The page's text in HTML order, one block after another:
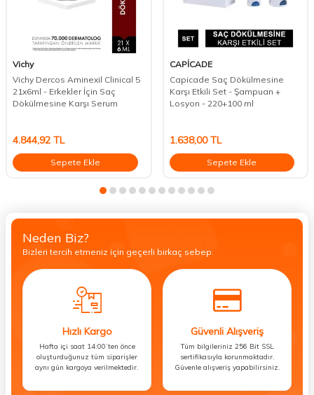
Vichy
Vichy Dercos Aminexil Clinical 5
21x6ml - Erkekler İçin Saç
Dökülmesine Karşı Serum
4.844,92 TL
Sepete Ekle
CAPİCADE
Capicade Saç Dökülmesine
Karşı Etkili Set - Şampuan +
Losyon - 220+100 ml
1.638,00TL
Sepete Ekle
Neden Biz?
Bizleri tercih etmeniz için geçerli birkaç sebep.
Hızlı Kargo
Hafta içi saat 14:00’ten önce
oluşturduğunuz tüm siparişler
aynı gün kargoya verilmektedir.
Güvenli Alışveriş
Tüm bilgileriniz 256 Bit SSL
sertifikasıyla korunmaktadır.
Güvenle alışveriş yapabilirsiniz.